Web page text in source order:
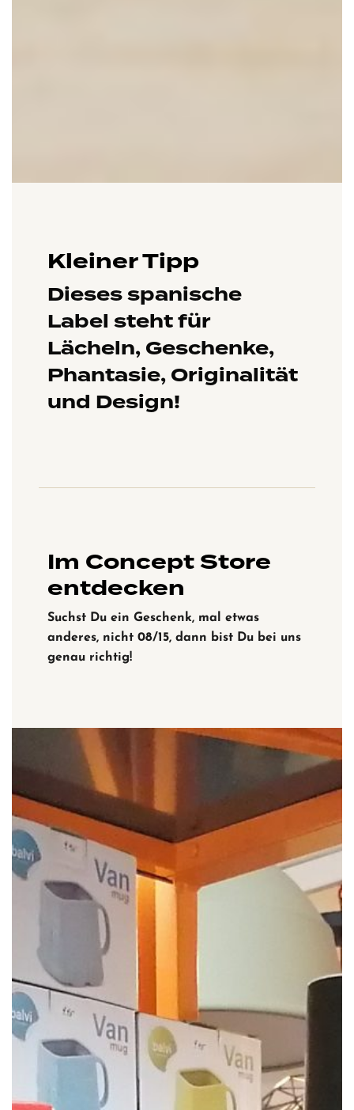
Kleiner Tipp
Dieses spanische
Label steht für
Lächeln, Geschenke,
Phantasie, Originalität
und Design!
Im Concept Store
entdecken
Suchst Du ein Geschenk, mal etwas
anderes, nicht 08/15, dann bist Du bei uns
genau richtig!